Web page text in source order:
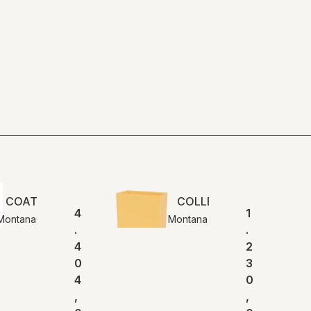
COAT | Montana
4
.
4
0
4
,
COLLECT opbevaring |
Montana
1
.
2
3
0
,